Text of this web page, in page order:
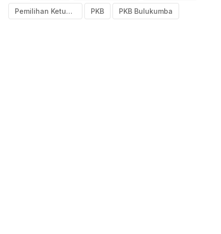
Pemilihan Ketua PKB PKB PKB Bulukumba